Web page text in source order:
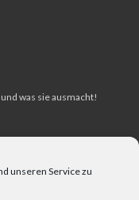
unseren Service zu
was sie ausmacht!